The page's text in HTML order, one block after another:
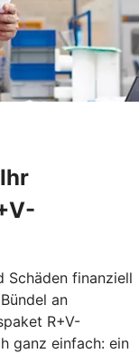
Schäden finanziell
an
R+V-
ganz einfach: ein